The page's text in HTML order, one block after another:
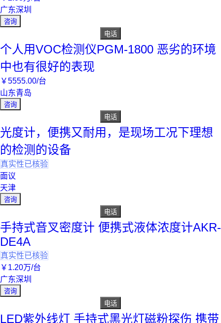
广东深圳
咨询
电话
个人用VOC检测仪PGM-1800 恶劣的环境
中也有很好的表现
￥5555.00/台
山东青岛
咨询
电话
光度计，便携又耐用，是现场工况下理想
的检测的设备
真实性已核验
面议
天津
咨询
电话
手持式音叉密度计 便携式液体浓度计AKR-
DE4A
真实性已核验
￥ 1.20万/台
广东深圳
咨询
电话
LED紫外线灯 手持式黑光灯磁粉探伤 携带